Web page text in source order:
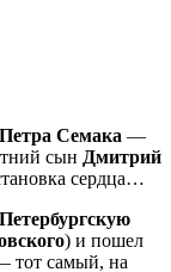
Петра Семака —
сын Дмитрий
сердца…
) и пошел
тот самый, на